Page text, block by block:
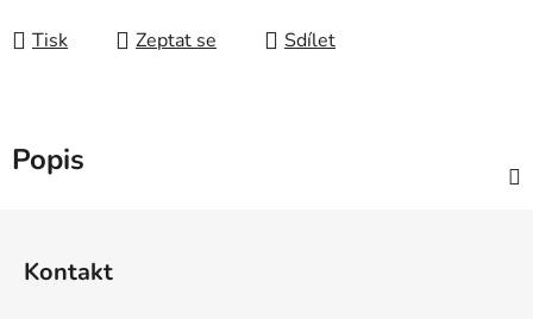
Tisk Zeptat se Sdílet
Popis
Kontakt